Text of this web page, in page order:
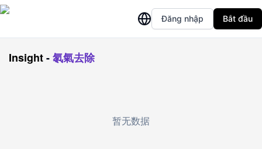
Đăng nhập Bắt đầu
Insight-氡氣去除
暂无数据